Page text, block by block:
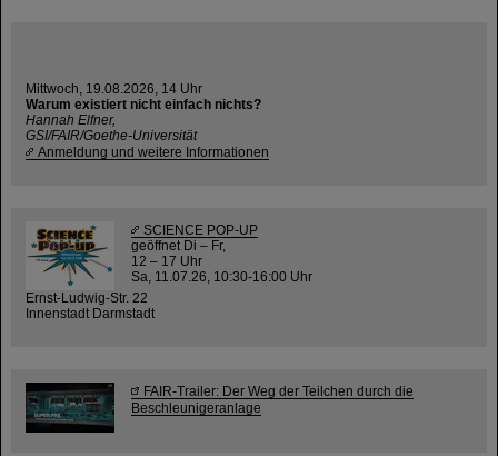
Mittwoch, 19.08.2026, 14 Uhr
Warum existiert nicht einfach nichts?
Hannah Elfner,
GSI/FAIR/Goethe-Universität
Anmeldung und weitere Informationen
SCIENCE POP-UP
geöffnet Di – Fr,
12 – 17 Uhr
Sa, 11.07.26, 10:30-16:00 Uhr
Ernst-Ludwig-Str. 22
Innenstadt Darmstadt
FAIR-Trailer: Der Weg der Teilchen durch die
Beschleunigeranlage